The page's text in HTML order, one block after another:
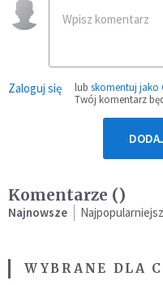
Zaloguj się lub skomentuj jako
Twój komentarz
Komentarze ()
Najnowsze
WYBRANE DLA